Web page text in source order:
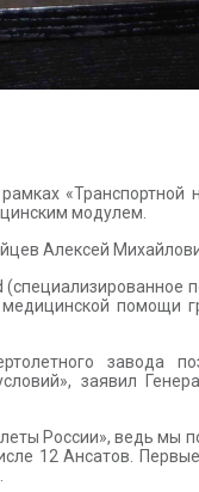
модулем.
Алексей
медицинской
завода
заявил
России», ведь мы
12 Ансатов.